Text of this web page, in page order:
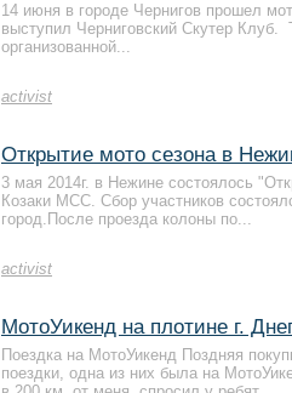
activist
14 июня в городе Чернигов прошел
выступил Черниговский Скутер
организованной...
activist
Открытие мото сезона в
3 мая 2014г. в Нежине состоялось
Козаки МСС. Сбор участников
город.После проезда колоны по...
МотоУикенд на плотине г.
Поездка на МотоУикенд Поздняя
поездки, одна из них была на